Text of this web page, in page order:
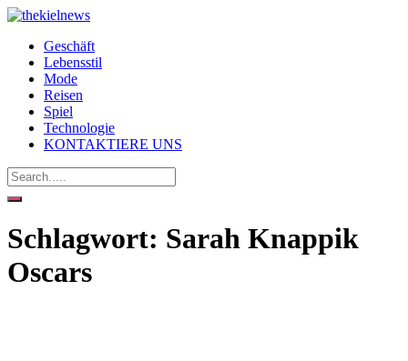
Geschäft
Lebensstil
Mode
Reisen
Spiel
Technologie
KONTAKTIERE UNS
Schlagwort: Sarah Knappik
Oscars